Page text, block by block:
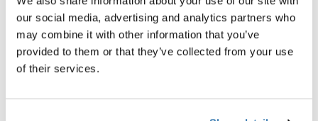
our social media, advertising and analytics partners who
may combine it with other information that you’ve
provided to them or that they’ve collected from your use
of their services.